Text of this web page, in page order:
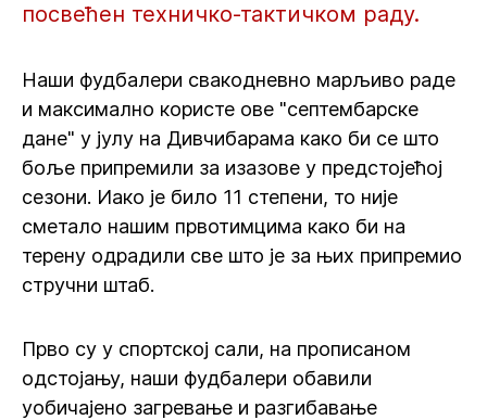
посвећен техничко-тактичком раду.
Наши фудбалери свакодневно марљиво раде
и максимално користе ове "септембарске
дане" у јулу на Дивчибарама како би се што
боље припремили за изазове у предстојећој
сезони. Иако је било 11 степени, то није
сметало нашим првотимцима како би на
терену одрадили све што је за њих припремио
стручни штаб.
Прво су у спортској сали, на прописаном
одстојању, наши фудбалери обавили
уобичајено загревање и разгибавање